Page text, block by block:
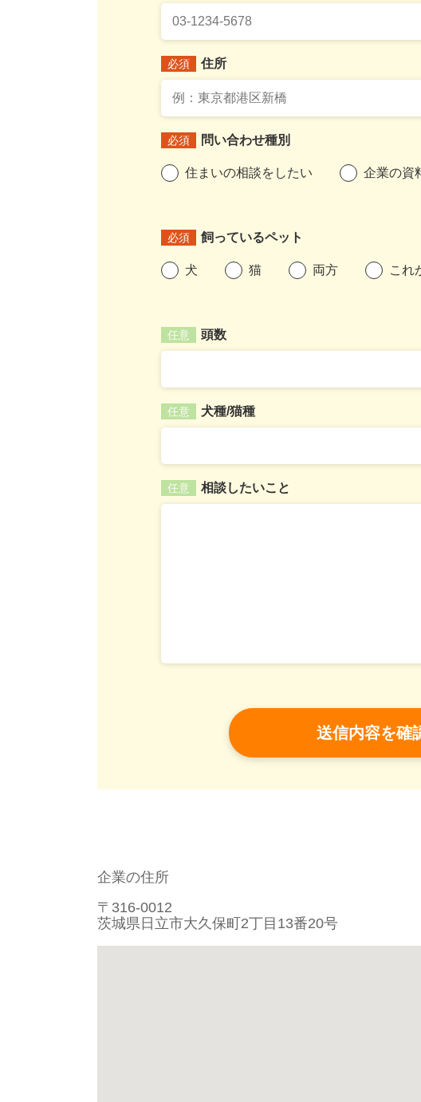
必須 住所
必須 問い合わせ種別
住まいの相談をしたい 企業の資
必須 飼っているペット
犬 猫 両方 これ
任意 頭数
任意 犬種/猫種
任意 相談したいこと
企業の住所
〒316-0012
茨城県日立市大久保町2丁目13番20号